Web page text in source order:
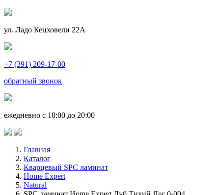
ул. Ладо Кецховели 22А
+7 (391) 209-17-00
обратный звонок
ежедневно с 10:00 до 20:00
Главная
Каталог
Кварцевый SPC ламинат
Home Expert
Natural